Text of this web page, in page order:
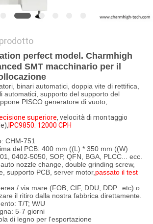
perfect model. Charmhigh
SMT macchinario per il
binari automatici, doppia vite di rettifica,
automatici, supporto del supporto del
PISCO generatore di vuoto,
superiore, velocità di montaggio
IPC9850: 12000 CPH
CHM-751
del PCB: 400 mm ((L) * 350 mm ((W)
0402-5050, SOP, QFN, BGA, PLCC... ecc.
nozzle change, double grinding screw,
supporto PCB, server motor,passato il test
/ via mare (FOB, CIF, DDU, DDP...etc) o
il ritiro dalla nostra fabbrica direttamente.
T/T; W/U
5-7 giorni
di legno per l'esportazione